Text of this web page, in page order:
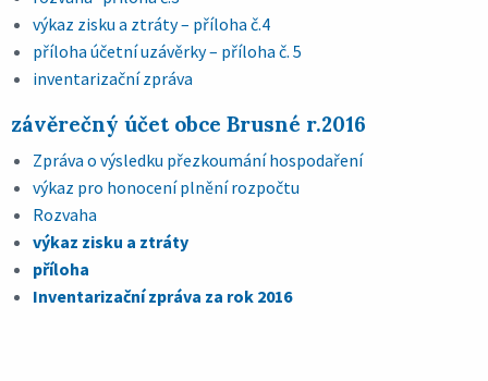
výkaz zisku a ztráty – příloha č.4
příloha účetní uzávěrky – příloha č. 5
inventarizační zpráva
závěrečný účet obce Brusné r.2016
Zpráva o výsledku přezkoumání hospodaření
výkaz pro honocení plnění rozpočtu
Rozvaha
výkaz zisku a ztráty
příloha
Inventarizační zpráva za rok 2016